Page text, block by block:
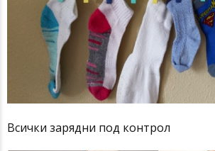
Всички зарядни под контрол